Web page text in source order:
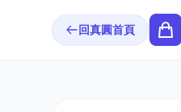
回真圓首頁